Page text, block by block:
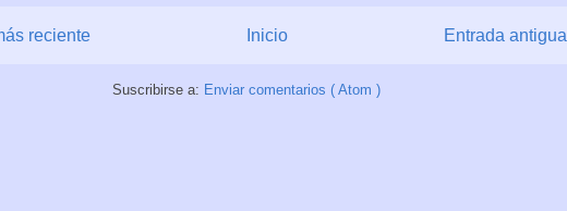
reciente Entrada antigua
Inicio
Suscribirse a: Enviar comentarios ( Atom )